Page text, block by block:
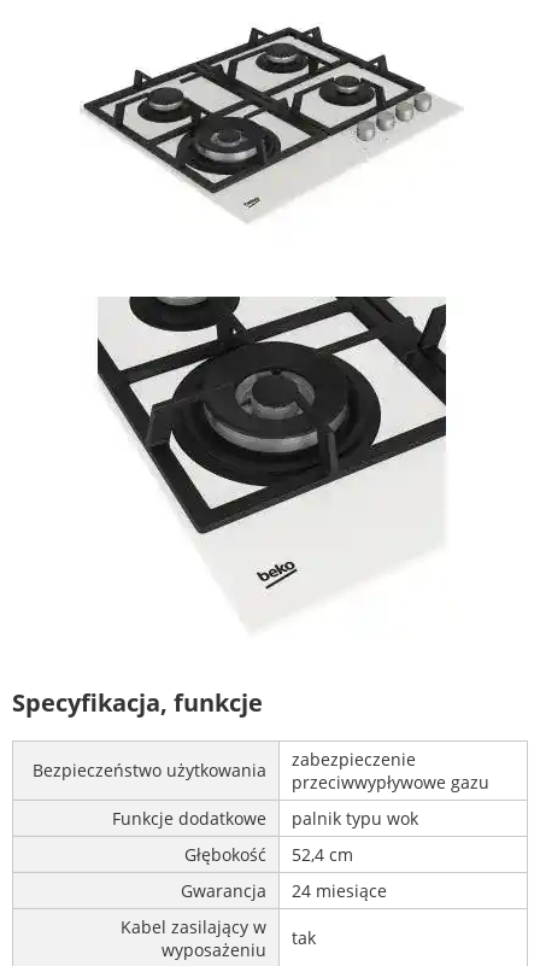
Specyfikacja, funkcje
Bezpieczeństwo użytkowania
zabezpieczenie
przeciwwypływowe gazu
Funkcje dodatkowe
palnik typu wok
Głębokość
52,4 cm
Gwarancja
24 miesiące
Kabel zasilający w
wyposażeniu
tak